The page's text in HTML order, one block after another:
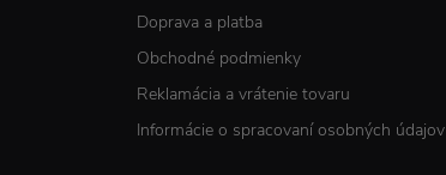
Doprava a platba
Obchodné podmienky
Reklamácia a vrátenie tovaru
Informácie o spracovaní osobných údajov